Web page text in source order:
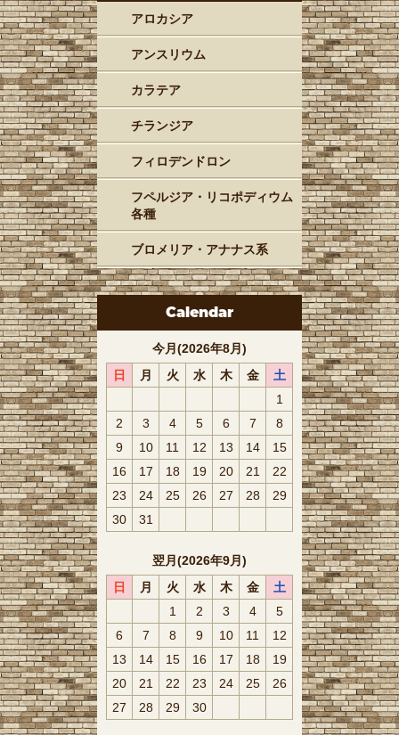
アロカシア
アンスリウム
カラテア
チランジア
フィロデンドロン
フペルジア・リコポディウム
各種
ブロメリア・アナナス系
Calendar
今月(2026年8月)
日
月 火 水 木 金
土
1
2
3 4 5 6 7
8
9
10 11 12 13 14
15
16
17 18 19 20 21
22
23
24 25 26 27 28
29
30
31
翌月(2026年9月)
日
月 火 水 木 金
土
1
2 3 4
5
6
7 8 9 10 11
12
13
14 15 16 17 18
19
20
21 22 23 24 25
26
27
28 29 30